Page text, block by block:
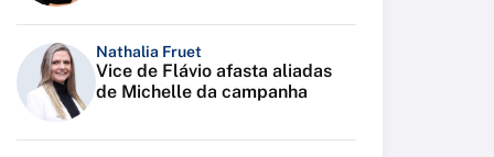
Nathalia Fruet
Vice de Flávio afasta aliadas
de Michelle da campanha